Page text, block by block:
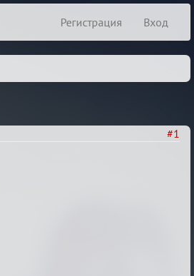
Регистрация Вход
#1